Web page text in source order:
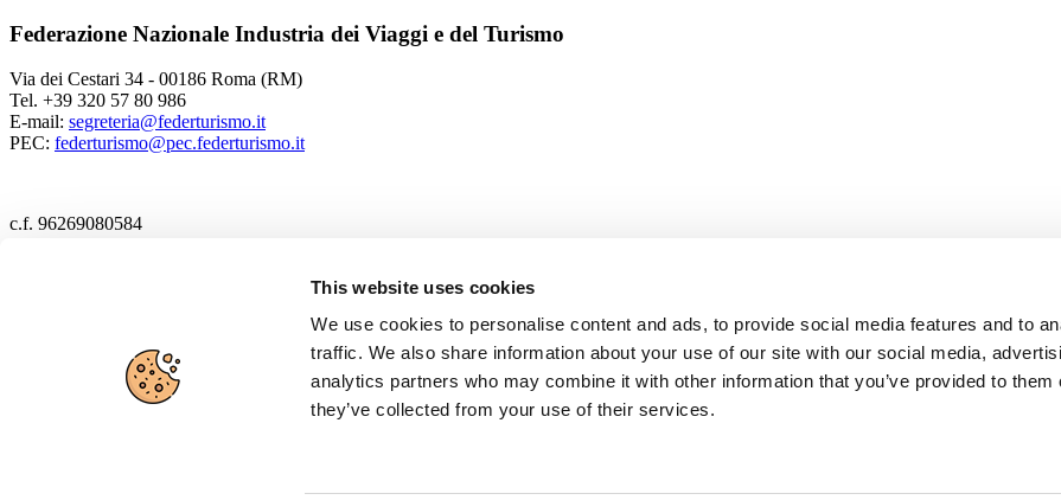
This website uses cookies
We use cookies to personalise content and ads, to provide social media features and to
traffic. We also share information about your use of our site with our social media,
analytics partners who may combine it with other information that you’ve provided to them
they’ve collected from your use of their services.
Federazione Nazionale Industria dei Viaggi e del Turismo
Via dei Cestari 34 - 00186 Roma (RM)
Tel. +39 320 57 80 986
E-mail: segreteria@federturismo.it
PEC: federturismo@pec.federturismo.it
c.f. 96269080584
Privacy policy